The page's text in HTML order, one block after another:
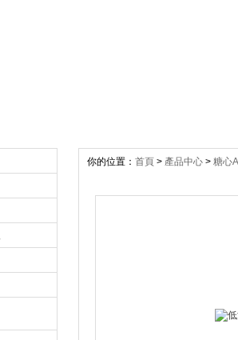
你的位置： 首頁 > 產品中心 > 糖心